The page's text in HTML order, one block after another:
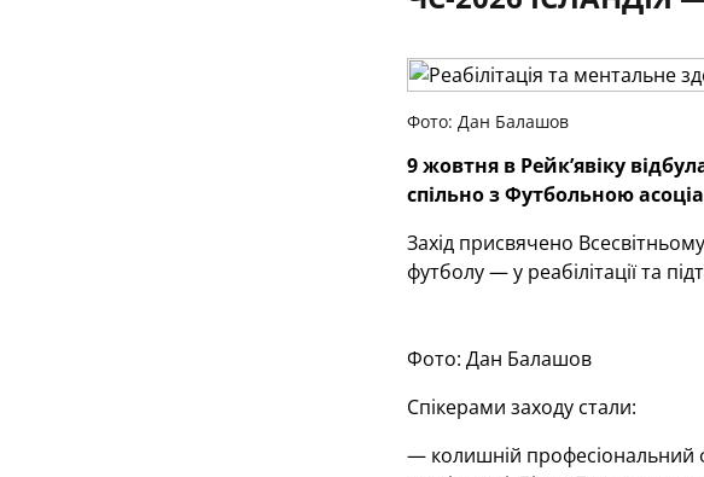
Фото: Дан Балашов
9 жовтня в Рейк’явіку
спільно з Футбольною
Захід присвячено
футболу — у реабілітації та
Фото: Дан Балашов
Спікерами заходу стали:
— колишній професіональний